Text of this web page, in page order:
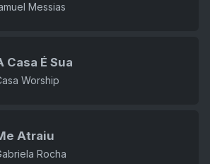
Messias
Casa É Sua
Worship
Atraiu
Rocha